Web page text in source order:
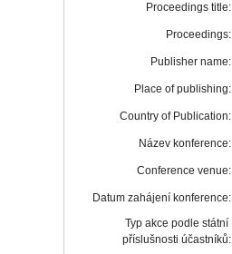
Proceedings title:
Proceedings:
Publisher name:
Place of publishing:
Country of Publication:
Název konference:
Conference venue:
Datum zahájení konference:
Typ akce podle státní
příslušnosti účastníků: